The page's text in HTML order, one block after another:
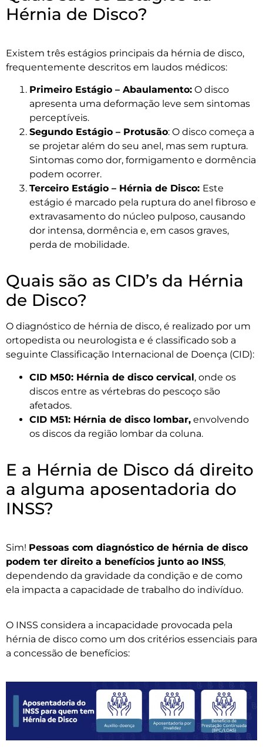
Hérnia de Disco?
Existem três estágios principais da hérnia de disco,
frequentemente descritos em laudos médicos:
Primeiro Estágio – Abaulamento: O disco
apresenta uma deformação leve sem sintomas
perceptíveis.
Segundo Estágio – Protusão: O disco começa a
se projetar além do seu anel, mas sem ruptura.
Sintomas como dor, formigamento e dormência
podem ocorrer.
Terceiro Estágio – Hérnia de Disco: Este
estágio é marcado pela ruptura do anel fibroso e
extravasamento do núcleo pulposo, causando
dor intensa, dormência e, em casos graves,
perda de mobilidade.
Quais são as CID’s da Hérnia
de Disco?
O diagnóstico de hérnia de disco, é realizado por um
ortopedista ou neurologista e é classificado sob a
seguinte Classificação Internacional de Doença (CID):
CID M50: Hérnia de disco cervical, onde os
discos entre as vértebras do pescoço são
afetados.
CID M51: Hérnia de disco lombar, envolvendo
os discos da região lombar da coluna.
E a Hérnia de Disco dá direito
a alguma aposentadoria do
INSS?
Sim! Pessoas com diagnóstico de hérnia de disco
podem ter direito a benefícios junto ao INSS,
dependendo da gravidade da condição e de como
ela impacta a capacidade de trabalho do indivíduo.
O INSS considera a incapacidade provocada pela
hérnia de disco como um dos critérios essenciais para
a concessão de benefícios: